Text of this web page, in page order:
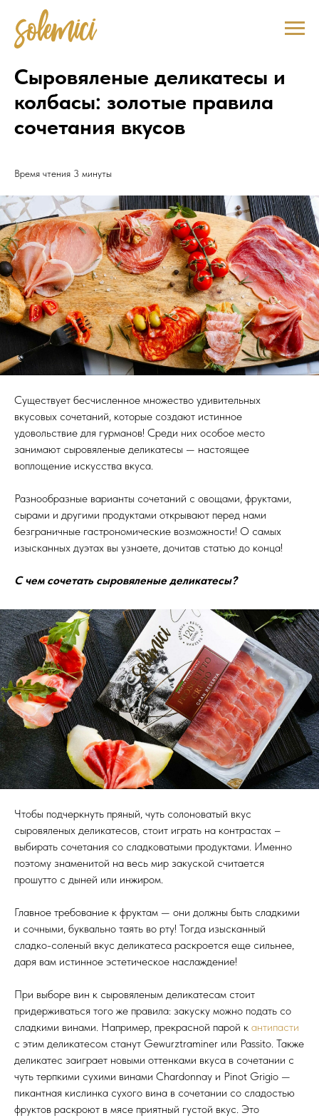
Сыровяленые деликатесы и
колбасы: золотые правила
сочетания вкусов
Время чтения 3 минуты
Существует бесчисленное множество удивительных
вкусовых сочетаний, которые создают истинное
удовольствие для гурманов! Среди них особое место
занимают сыровяленые деликатесы — настоящее
воплощение искусства вкуса.
Разнообразные варианты сочетаний с овощами, фруктами,
сырами и другими продуктами открывают перед нами
безграничные гастрономические возможности! О самых
изысканных дуэтах вы узнаете, дочитав статью до конца!
С чем сочетать сыровяленые деликатесы?
Чтобы подчеркнуть пряный, чуть солоноватый вкус
сыровяленых деликатесов, стоит играть на контрастах –
выбирать сочетания со сладковатыми продуктами. Именно
поэтому знаменитой на весь мир закуской считается
прошутто с дыней или инжиром.
Главное требование к фруктам — они должны быть сладкими
и сочными, буквально таять во рту! Тогда изысканный
сладко-соленый вкус деликатеса раскроется еще сильнее,
даря вам истинное эстетическое наслаждение!
При выборе вин к сыровяленым деликатесам стоит
придерживаться того же правила: закуску можно подать со
сладкими винами. Например, прекрасной парой к антипасти
с этим деликатесом станут Gewurztraminer или Passito. Также
деликатес заиграет новыми оттенками вкуса в сочетании с
чуть терпкими сухими винами Chardonnay и Pinot Grigio —
пикантная кислинка сухого вина в сочетании со сладостью
фруктов раскроют в мясе приятный густой вкус. Это